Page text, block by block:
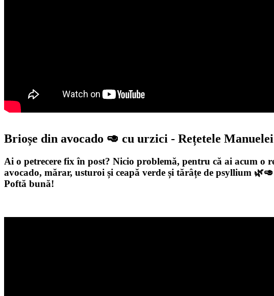
Brioșe din avocado 🥑 cu urzici - Rețetele Manuelei
Ai o petrecere fix în post? Nicio problemă, pentru că ai acum
avocado, mărar, usturoi și ceapă verde și tărâțe de psyllium 🌿🥑
Poftă bună!